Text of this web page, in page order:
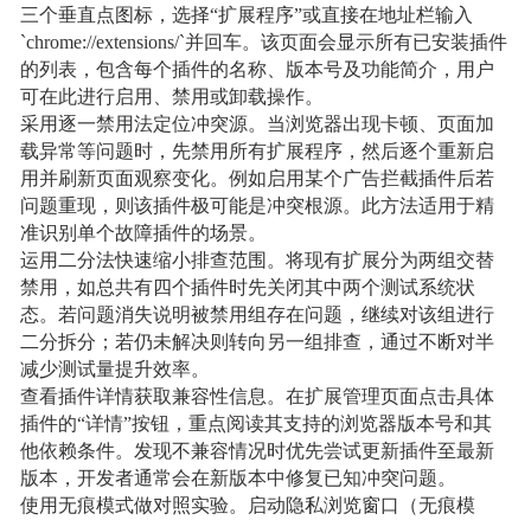
三个垂直点图标，选择“扩展程序”或直接在地址栏输入
`chrome://extensions/`并回车。该页面会显示所有已安装插件
的列表，包含每个插件的名称、版本号及功能简介，用户
可在此进行启用、禁用或卸载操作。
采用逐一禁用法定位冲突源。当浏览器出现卡顿、页面加
载异常等问题时，先禁用所有扩展程序，然后逐个重新启
用并刷新页面观察变化。例如启用某个广告拦截插件后若
问题重现，则该插件极可能是冲突根源。此方法适用于精
准识别单个故障插件的场景。
运用二分法快速缩小排查范围。将现有扩展分为两组交替
禁用，如总共有四个插件时先关闭其中两个测试系统状
态。若问题消失说明被禁用组存在问题，继续对该组进行
二分拆分；若仍未解决则转向另一组排查，通过不断对半
减少测试量提升效率。
查看插件详情获取兼容性信息。在扩展管理页面点击具体
插件的“详情”按钮，重点阅读其支持的浏览器版本号和其
他依赖条件。发现不兼容情况时优先尝试更新插件至最新
版本，开发者通常会在新版本中修复已知冲突问题。
使用无痕模式做对照实验。启动隐私浏览窗口（无痕模